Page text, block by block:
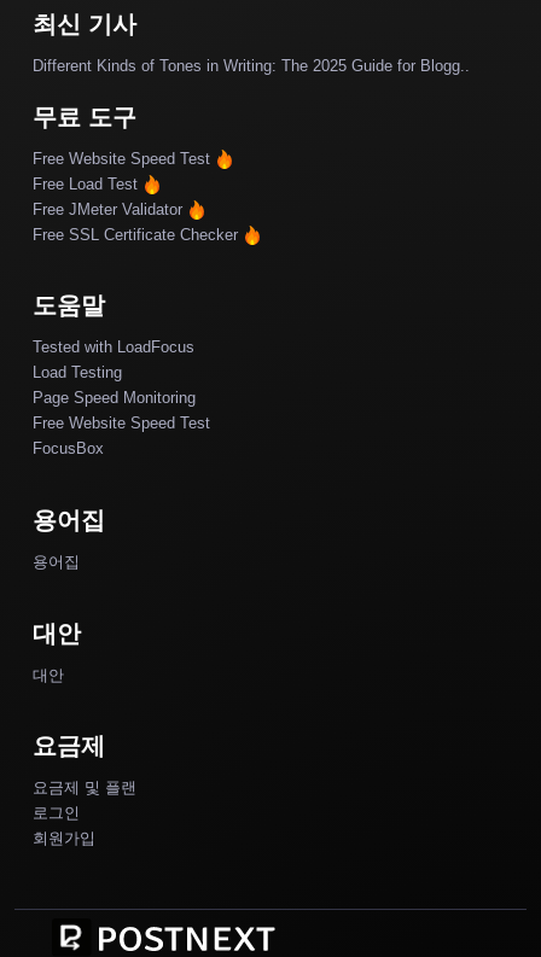
최신 기사
Different Kinds of Tones in Writing: The 2025 Guide for Blogg..
무료 도구
Free Website Speed Test
Free Load Test
Free JMeter Validator
Free SSL Certificate Checker
도움말
Tested with LoadFocus
Load Testing
Page Speed Monitoring
Free Website Speed Test
FocusBox
용어집
용어집
대안
대안
요금제
요금제 및 플랜
로그인
회원가입